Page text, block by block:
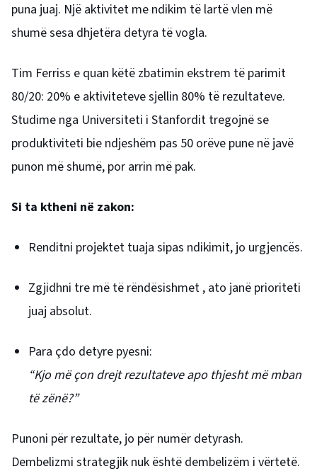
puna juaj. Një aktivitet me ndikim të lartë vlen më
shumë sesa dhjetëra detyra të vogla.
Tim Ferriss e quan këtë zbatimin ekstrem të parimit
80/20: 20% e aktiviteteve sjellin 80% të rezultateve.
Studime nga Universiteti i Stanfordit tregojnë se
produktiviteti bie ndjeshëm pas 50 orëve pune në javë
punon më shumë, por arrin më pak.
Si ta ktheni në zakon:
Renditni projektet tuaja sipas ndikimit, jo urgjencës.
Zgjidhni tre më të rëndësishmet , ato janë prioriteti
juaj absolut.
Para çdo detyre pyesni:
“Kjo më çon drejt rezultateve apo thjesht më mban
të zënë?”
Punoni për rezultate, jo për numër detyrash.
Dembelizmi strategjik nuk është dembelizëm i vërtetë.